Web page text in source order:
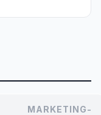
MARKETING-